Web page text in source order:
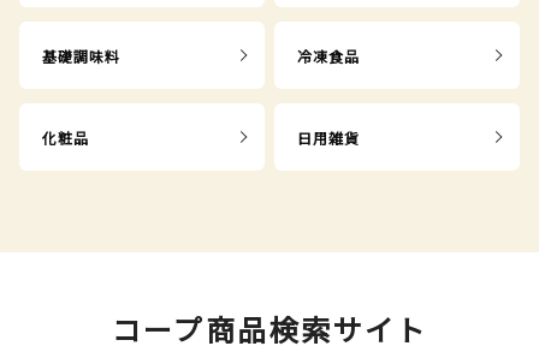
基礎調味料 冷凍食品
化粧品 日用雑貨
コープ商品検索サイト